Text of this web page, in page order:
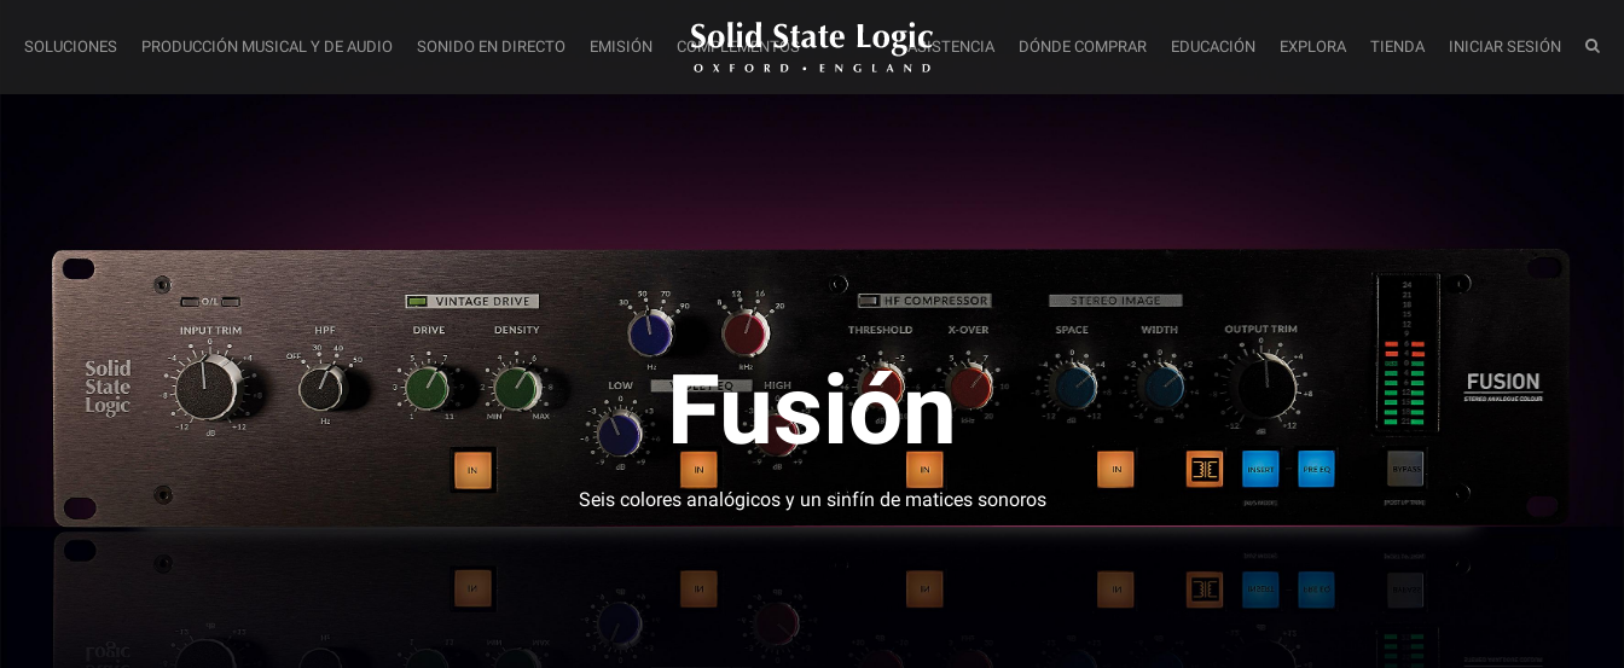
SOLUCIONES PRODUCCIÓN MUSICAL Y DE AUDIO SONIDO EN DIRECTO EMISIÓN COMPLEMENTOS ASISTENCIA DÓNDE COMPRAR EDUCACIÓN EXPLORA TIENDA INICIAR SESIÓN
Fusión
Seis colores analógicos y un sinfín de matices sonoros